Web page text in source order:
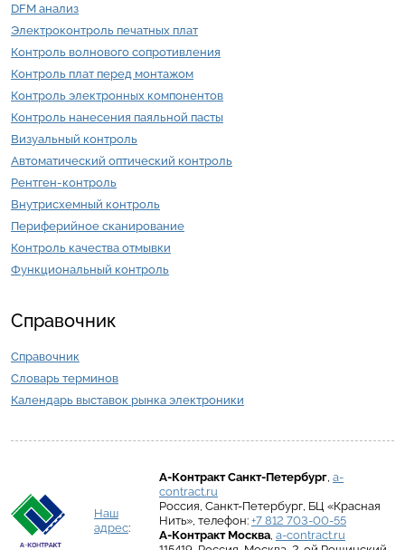
DFM анализ
Электроконтроль печатных плат
Контроль волнового сопротивления
Контроль плат перед монтажом
Контроль электронных компонентов
Контроль нанесения паяльной пасты
Визуальный контроль
Автоматический оптический контроль
Рентген-контроль
Внутрисхемный контроль
Периферийное сканирование
Контроль качества отмывки
Функциональный контроль
Справочник
Справочник
Словарь терминов
Календарь выставок рынка электроники
Наш
адрес:
А-Контракт Санкт-Петербург a-
contract.ru
Россия Санкт-Петербург БЦ «Красная
Нить» , телефон: +7 812 703-00-55
А-Контракт Москва a-contract.ru